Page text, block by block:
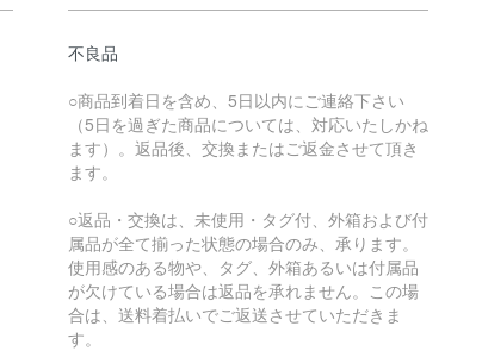
不良品
○商品到着日を含め、5日以内にご連絡下さい
（5日を過ぎた商品については、対応いたしかね
ます）。返品後、交換またはご返金させて頂き
ます。
○返品・交換は、未使用・タグ付、外箱および付
属品が全て揃った状態の場合のみ、承ります。
使用感のある物や、タグ、外箱あるいは付属品
が欠けている場合は返品を承れません。この場
合は、送料着払いでご返送させていただきま
す。